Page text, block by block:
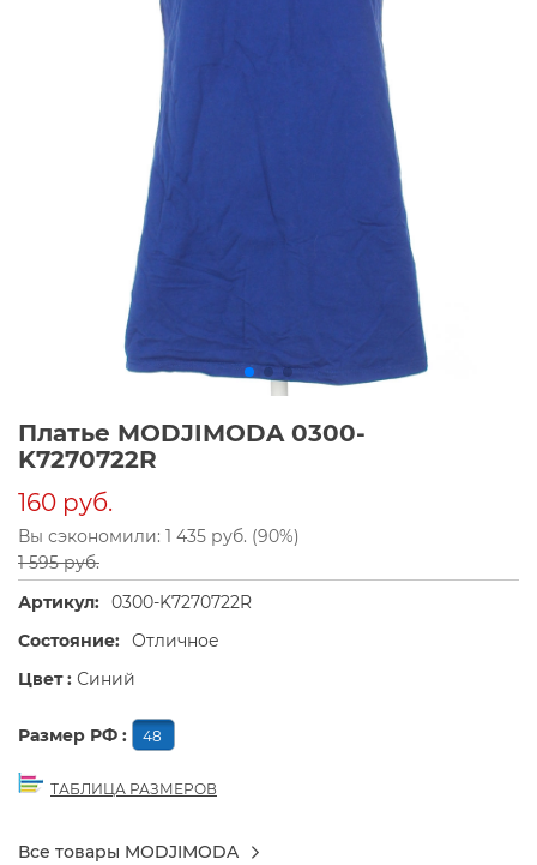
Платье MODJIMODA 0300-
K7270722R
160 руб.
Вы сэкономили: 1 435 руб. (90%)
1 595 руб.
Артикул: 0300-K7270722R
Состояние: Отличное
Цвет : Синий
Размер РФ : 48
ТАБЛИЦА РАЗМЕРОВ
Все товары MODJIMODA